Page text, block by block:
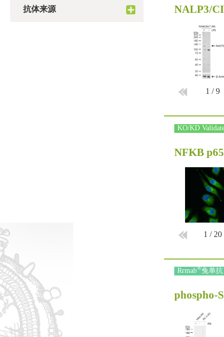
抗体来源 NALP3/
1 /9
KO/KD
NFKB
1 /20
Rrmab®兔单抗
phospho-